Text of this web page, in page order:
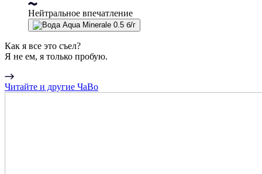
Нейтральное впечатление
Как я все это съел?
Я не ем, я только пробую.
Читайте и другие ЧаВо